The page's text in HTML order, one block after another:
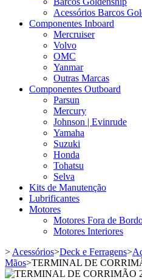
Acessórios Barcos
Componentes Inboard
Mercruiser
Volvo
OMC
Yanmar
Outras Marcas
Componentes Outboard
Parsun
Mercury
Johnson | Evinrude
Yamaha
Suzuki
Honda
Tohatsu
Selva
Kits de Manutenção
Lubrificantes
Motores
Motores Fora de
Motores Interiores
>Acessórios>Deck e Ferragens>
Mãos>TERMINAL DE